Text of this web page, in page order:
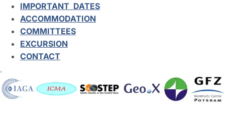
IMPORTANT DATES
ACCOMMODATION
COMMITTEES
EXCURSION
CONTACT